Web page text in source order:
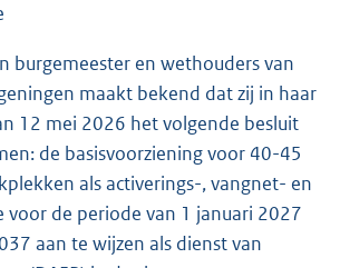
burgemeester en wethouders van
maakt bekend dat zij in haar
12 mei 2026 het volgende besluit
de basisvoorziening voor 40-45
als activerings-, vangnet- en
voor de periode van 1 januari 2027
aan te wijzen als dienst van